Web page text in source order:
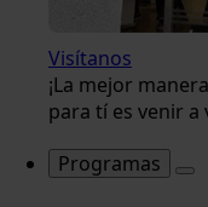
Visítanos
¡La mejor
para tí es venir a
Programas